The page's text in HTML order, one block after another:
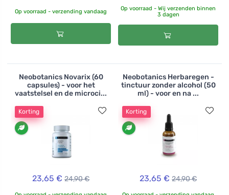
Op voorraad - verzending vandaag
Op voorraad - Wij verzenden binnen
3 dagen
Neobotanics Novarix (60
capsules) - voor het
vaatstelsel en de microci...
Korting
23,65 € 24,90 €
Neobotanics Herbaregen -
tinctuur zonder alcohol (50
ml) - voor en na ...
Korting
23,65 € 24,90 €